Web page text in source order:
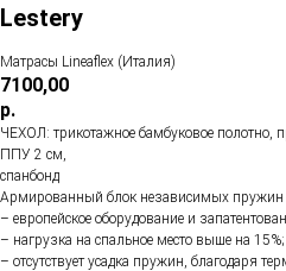
Lestery
Матрасы Lineaflex (Италия)
7100,00
р.
ЧЕХОЛ: трикотажное бамбуковое полотно,
ППУ 2 см,
спанбонд
Армированный блок независимых
– европейское оборудование и
– нагрузка на спальное место выше на 15%;
– отсутствует усадка пружин, благодаря